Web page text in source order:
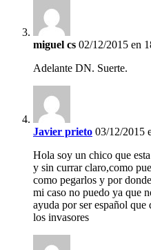
miguel cs 02/12/2015 en
Adelante DN. Suerte.
Javier prieto 03/12/2015
Hola soy un chico que
y sin currar claro,como
como pegarlos y por
mi caso no puedo ya que
ayuda por ser español que
los invasores